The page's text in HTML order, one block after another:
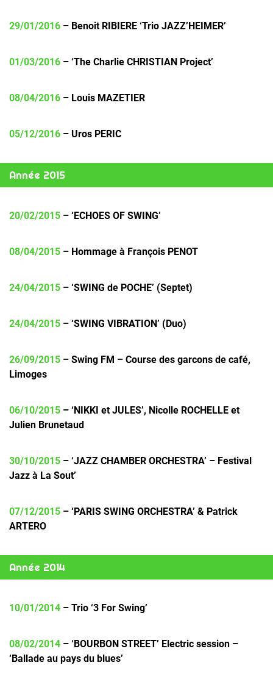
29/01/2016 – Benoit RIBIERE ‘Trio JAZZ’HEIMER’
01/03/2016 – ‘The Charlie CHRISTIAN Project’
08/04/2016 – Louis MAZETIER
05/12/2016 – Uros PERIC
Année 2015
20/02/2015 – ‘ECHOES OF SWING’
08/04/2015 – Hommage à François PENOT
24/04/2015 – ‘SWING de POCHE’ (Septet)
24/04/2015 – ‘SWING VIBRATION’ (Duo)
26/09/2015 – Swing FM – Course des garcons de café,
Limoges
06/10/2015 – ‘NIKKI et JULES’, Nicolle ROCHELLE et
Julien Brunetaud
30/10/2015 – ‘JAZZ CHAMBER ORCHESTRA’ – Festival
Jazz à La Sout’
07/12/2015 – ‘PARIS SWING ORCHESTRA’ & Patrick
ARTERO
Année 2014
10/01/2014 – Trio ‘3 For Swing’
08/02/2014 – ‘BOURBON STREET’ Electric session –
‘Ballade au pays du blues’